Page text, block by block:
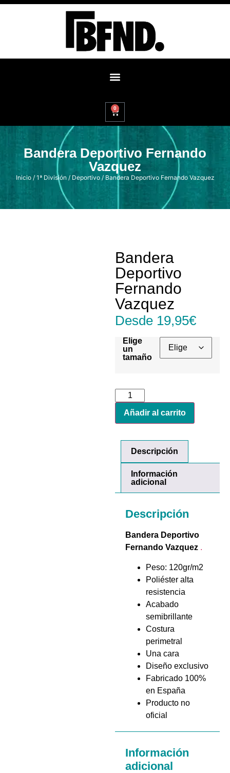
0
Bandera Deportivo Fernando
Vazquez
Inicio/ 1ª División / Deportivo/ Bandera Deportivo Fernando Vazquez
Bandera
Deportivo
Fernando
Vazquez
Desde 19,95€
Elige
un
tamaño
Añadir al carrito
Descripción
Información
adicional
Descripción
Bandera Deportivo
Fernando Vazquez .
Peso: 120gr/m2
Poliéster alta
resistencia
Acabado
semibrillante
Costura
perimetral
Una cara
Diseño exclusivo
Fabricado 100%
en España
Producto no
oficial
Información
adicional